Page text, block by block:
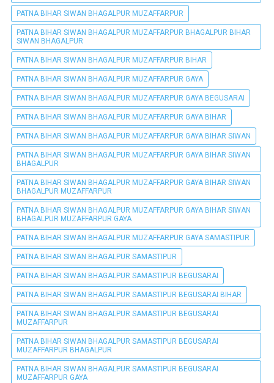
PATNA BIHAR SIWAN BHAGALPUR MUZAFFARPUR
PATNA BIHAR SIWAN BHAGALPUR MUZAFFARPUR BHAGALPUR BIHAR
SIWAN BHAGALPUR
PATNA BIHAR SIWAN BHAGALPUR MUZAFFARPUR BIHAR
PATNA BIHAR SIWAN BHAGALPUR MUZAFFARPUR GAYA
PATNA BIHAR SIWAN BHAGALPUR MUZAFFARPUR GAYA BEGUSARAI
PATNA BIHAR SIWAN BHAGALPUR MUZAFFARPUR GAYA BIHAR
PATNA BIHAR SIWAN BHAGALPUR MUZAFFARPUR GAYA BIHAR SIWAN
PATNA BIHAR SIWAN BHAGALPUR MUZAFFARPUR GAYA BIHAR SIWAN
BHAGALPUR
PATNA BIHAR SIWAN BHAGALPUR MUZAFFARPUR GAYA BIHAR SIWAN
BHAGALPUR MUZAFFARPUR
PATNA BIHAR SIWAN BHAGALPUR MUZAFFARPUR GAYA BIHAR SIWAN
BHAGALPUR MUZAFFARPUR GAYA
PATNA BIHAR SIWAN BHAGALPUR MUZAFFARPUR GAYA SAMASTIPUR
PATNA BIHAR SIWAN BHAGALPUR SAMASTIPUR
PATNA BIHAR SIWAN BHAGALPUR SAMASTIPUR BEGUSARAI
PATNA BIHAR SIWAN BHAGALPUR SAMASTIPUR BEGUSARAI BIHAR
PATNA BIHAR SIWAN BHAGALPUR SAMASTIPUR BEGUSARAI
MUZAFFARPUR
PATNA BIHAR SIWAN BHAGALPUR SAMASTIPUR BEGUSARAI
MUZAFFARPUR BHAGALPUR
PATNA BIHAR SIWAN BHAGALPUR SAMASTIPUR BEGUSARAI
MUZAFFARPUR GAYA